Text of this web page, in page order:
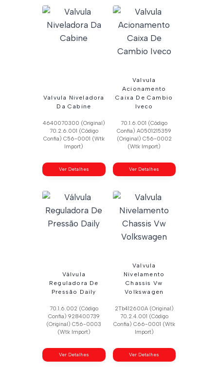
Valvula Niveladora
Da Cabine
4640070300 (Original)
70.2.6.001 (Código
Confia) C56-0001 (Wtk
Import)
Ver Detalhes
Valvula
Acionamento
Caixa De Cambio
Iveco
70.1.6.001 (Código
Confia) A0501215359
(Original) C56-0002
(Wtk Import)
Ver Detalhes
Válvula
Reguladora De
Pressão Daily
70.1.6.002 (Código
Confia) 928400739
(Original) C56-0003
(Wtk Import)
Ver Detalhes
Valvula
Nivelamento
Chassis Vw
Volkswagen
2Tb412600A (Original)
70.2.4.001 (Código
Confia) C66-0001 (Wtk
Import)
Ver Detalhes